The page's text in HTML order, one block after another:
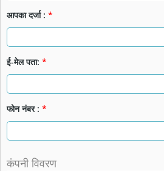
आपका दर्जा : *
ई-मेल पता: *
फोन नंबर : *
कंपनी विवरण